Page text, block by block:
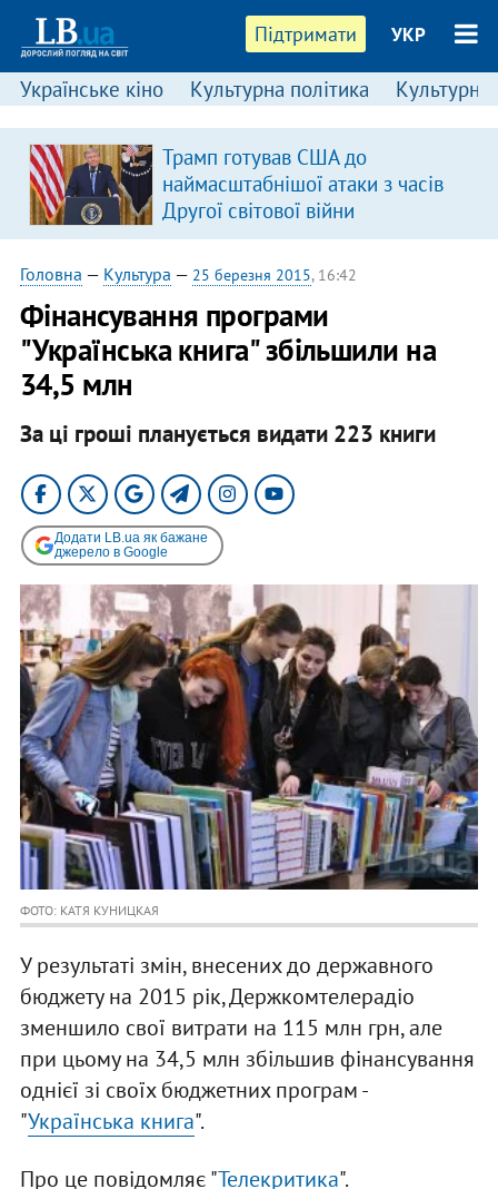
Підтримати УКР
Українське кіно Культурна політика Культурні
Трамп готував США до
наймасштабнішої атаки з часів
Другої світової війни
Головна — Культура — 25 березня 2015, 16:42
Фінансування програми
"Українська книга" збільшили на
34,5 млн
За ці гроші планується видати 223 книги
Додати LB.ua як бажане
джерело в Google
ФОТО: КАТЯ КУНИЦКАЯ
У результаті змін, внесених до державного
бюджету на 2015 рік, Держкомтелерадіо
зменшило свої витрати на 115 млн грн, але
при цьому на 34,5 млн збільшив фінансування
однієї зі своїх бюджетних програм -
"Українська книга".
Про це повідомляє "Телекритика".